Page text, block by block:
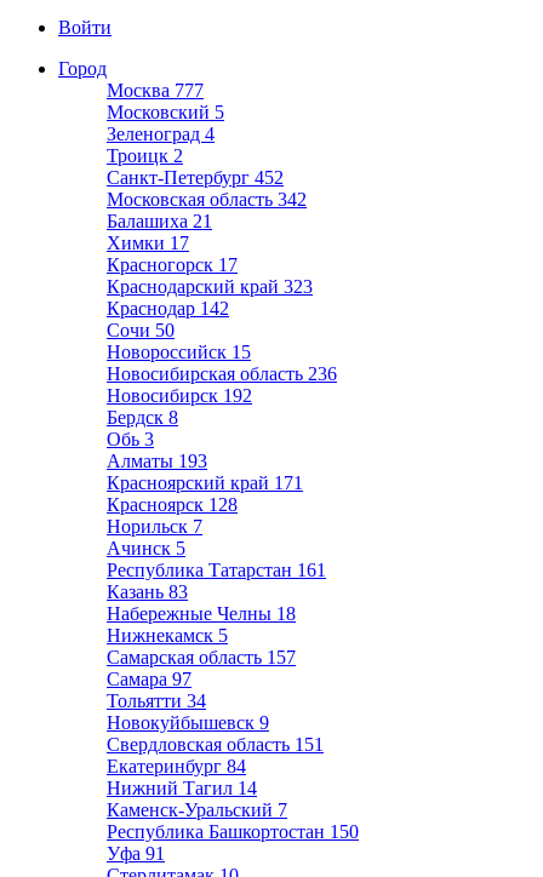
Войти
Город
Москва 777
Московский 5
Зеленоград 4
Троицк 2
Санкт-Петербург 452
Московская область 342
Балашиха 21
Химки 17
Красногорск 17
Краснодарский край 323
Краснодар 142
Сочи 50
Новороссийск 15
Новосибирская область 236
Новосибирск 192
Бердск 8
Обь 3
Алматы 193
Красноярский край 171
Красноярск 128
Норильск 7
Ачинск 5
Республика Татарстан 161
Казань 83
Набережные Челны 18
Нижнекамск 5
Самарская область 157
Самара 97
Тольятти 34
Новокуйбышевск 9
Свердловская область 151
Екатеринбург 84
Нижний Тагил 14
Каменск-Уральский 7
Республика Башкортостан 150
Уфа 91